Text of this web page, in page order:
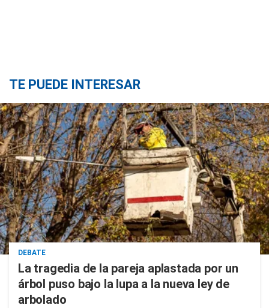
TE PUEDE INTERESAR
DEBATE
La tragedia de la pareja aplastada por un
árbol puso bajo la lupa a la nueva ley de
arbolado